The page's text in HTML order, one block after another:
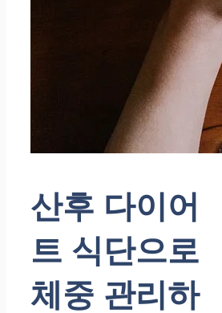
산후 다이어
트 식단으로
체중 관리하